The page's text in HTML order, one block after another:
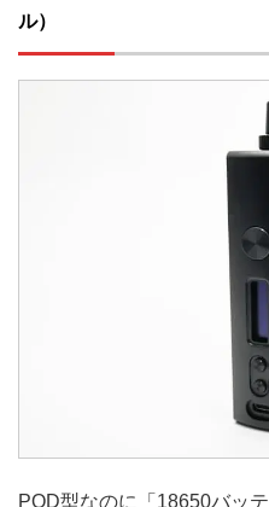
ル）
POD型なのに「18650バッ